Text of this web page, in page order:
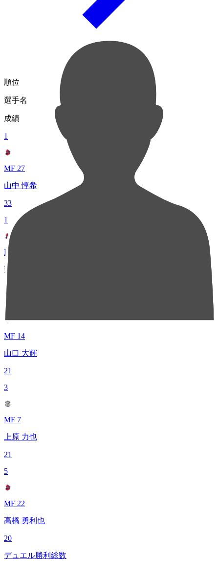
順位
選手名
成績
1
MF 27
山中 惇希
33
1
FW 10
西谷 亮
33
3
MF 14
山口 大輝
21
3
MF 7
上原 力也
21
5
MF 22
高橋 勇利也
20
デュエル勝利総数